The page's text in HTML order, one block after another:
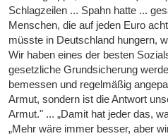
Schlagzeilen ... Spahn hatte ...
Menschen, die auf jeden Euro
müsste in Deutschland hungern,
Wir haben eines der besten
gesetzliche Grundsicherung
bemessen und regelmäßig
Armut, sondern ist die Antwort
Armut." ... „Damit hat jeder das,
„Mehr wäre immer besser, aber